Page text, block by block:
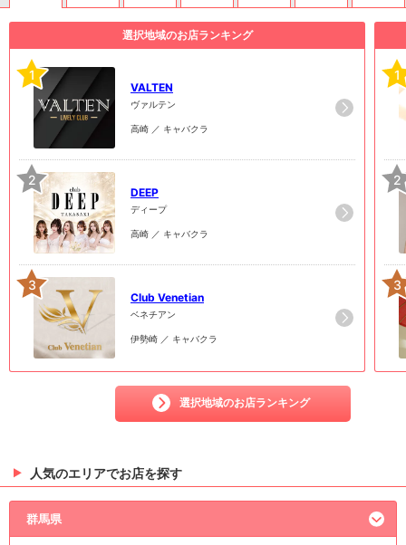
選択地域のお店ランキング
1
VALTEN
ヴァルテン
高崎 ／ キャバクラ
2
DEEP
ディープ
高崎 ／ キャバクラ
3
Club Venetian
ベネチアン
伊勢崎 ／ キャバクラ
選択地域のお店ランキング
1
2
3
人気のエリアでお店を探す
群馬県